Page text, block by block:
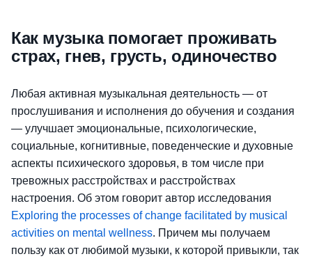
Как музыка помогает проживать
страх, гнев, грусть, одиночество
Любая активная музыкальная деятельность — от
прослушивания и исполнения до обучения и создания
— улучшает эмоциональные, психологические,
социальные, когнитивные, поведенческие и духовные
аспекты психического здоровья, в том числе при
тревожных расстройствах и расстройствах
настроения. Об этом говорит автор исследования
Exploring the processes of change facilitated by musical
activities on mental wellness. Причем мы получаем
пользу как от любимой музыки, к которой привыкли, так